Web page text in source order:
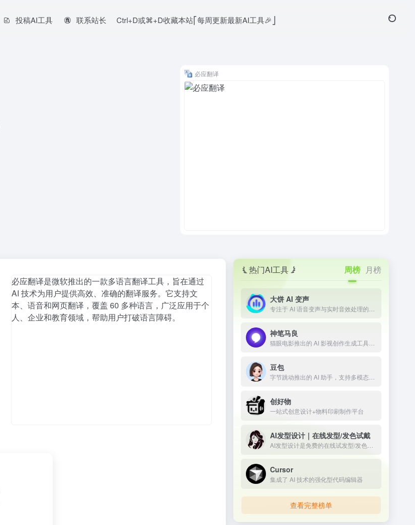
投稿AI工具 联系站长 Ctrl+D或⌘+D收藏本站⎡每周更新最新AI工具🎉⎦
必应翻译
必应翻译是微软推出的一款多语言翻译工具，旨在通过
AI 技术为用户提供高效、准确的翻译服务。它支持文
本、语音和网页翻译，覆盖 60 多种语言，广泛应用于个
人、企业和教育领域，帮助用户打破语言障碍。
热门AI工具 周榜 月榜
大饼 AI 变声
神笔马良
豆包
创好物
一站式创意设计+物料印刷制作平台
AI发型设计｜在线发型/发色试戴
Cursor
集成了 AI 技术的强化型代码编辑器
查看完整榜单